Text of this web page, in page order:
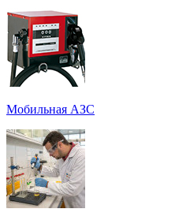
Мобильная АЗС